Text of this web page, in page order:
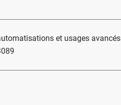
et usages avancés